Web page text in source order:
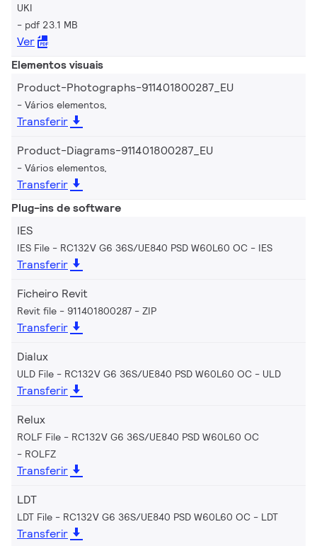
UKI
pdf 23.1 MB
Ver
Elementos visuais
Product-Photographs-911401800287_EU
Vários elementos,
Transferir
Product-Diagrams-911401800287_EU
Vários elementos,
Transferir
Plug-ins de software
IES
IES File - RC132V G6 36S/UE840 PSD W60L60 OC IES
Transferir
Ficheiro Revit
Revit file - 911401800287 ZIP
Transferir
Dialux
ULD File - RC132V G6 36S/UE840 PSD W60L60 OC ULD
Transferir
Relux
ROLF File - RC132V G6 36S/UE840 PSD W60L60 OC
ROLFZ
Transferir
LDT
LDT File - RC132V G6 36S/UE840 PSD W60L60 OC LDT
Transferir